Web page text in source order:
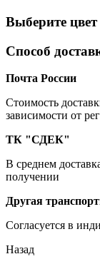
Выберите
Способ
Почта России
Cтоимость
зависимости от
ТК "СДЕК"
В среднем
получении
Другая
Согласуется в
Назад